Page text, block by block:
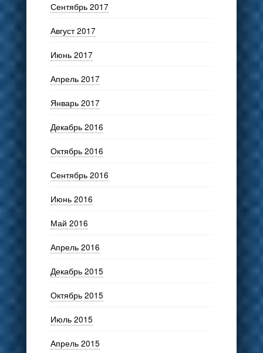
Сентябрь 2017
Август 2017
Июнь 2017
Апрель 2017
Январь 2017
Декабрь 2016
Октябрь 2016
Сентябрь 2016
Июнь 2016
Май 2016
Апрель 2016
Декабрь 2015
Октябрь 2015
Июль 2015
Апрель 2015